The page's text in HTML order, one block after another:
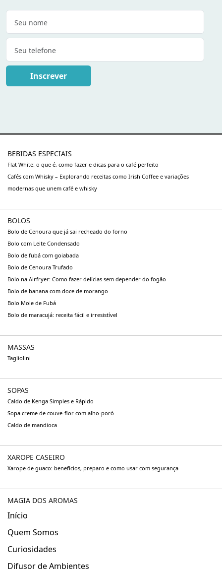
Inscrever
BEBIDAS ESPECIAIS
Flat White: o que é, como fazer e dicas para o café perfeito
Cafés com Whisky – Explorando receitas como Irish Coffee e variações
modernas que unem café e whisky
BOLOS
Bolo de Cenoura que já sai recheado do forno
Bolo com Leite Condensado
Bolo de fubá com goiabada
Bolo de Cenoura Trufado
Bolo na Airfryer: Como fazer delícias sem depender do fogão
Bolo de banana com doce de morango
Bolo Mole de Fubá
Bolo de maracujá: receita fácil e irresistível
MASSAS
Tagliolini
SOPAS
Caldo de Kenga Simples e Rápido
Sopa creme de couve-flor com alho-poró
Caldo de mandioca
XAROPE CASEIRO
Xarope de guaco: benefícios, preparo e como usar com segurança
MAGIA DOS AROMAS
Início
Quem Somos
Curiosidades
Difusor de Ambientes